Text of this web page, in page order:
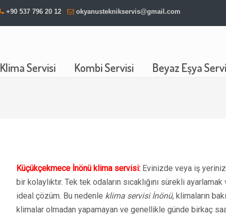
+90 537 796 20 12 okyanusteknikservis@gmail.com
Klima Servisi Kombi Servisi Beyaz Eşya
Küçükçekmece İnönü klima servisi: Evinizde veya iş
bir kolaylıktır. Tek tek odaların sıcaklığını sürekli
ideal çözüm. Bu nedenle klima servisi İnönü, klimaların
klimalar olmadan yapamayan ve genellikle günde birkaç